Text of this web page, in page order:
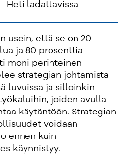
Heti ladattavissa
usein, että se on 20
ja 80 prosenttia
moni perinteinen
strategian johtamista
luvuissa ja silloinkin
joiden avulla
käytäntöön. Strategian
voidaan
ennen kuin
käynnistyy.